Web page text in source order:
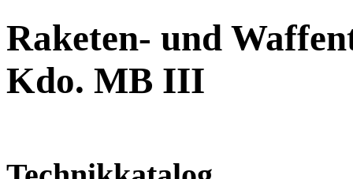
Raketen- und
Kdo. MB III